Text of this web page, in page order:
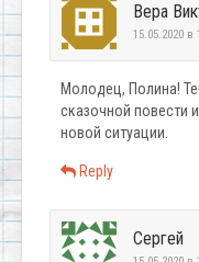
Вера
15.05.2020 в
Молодец, Полина!
сказочной повести
новой ситуации.
Reply
Сергей